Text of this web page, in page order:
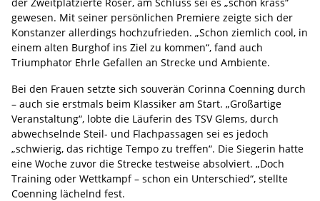
gewesen. Mit seiner persönlichen Premiere zeigte sich der
Konstanzer allerdings hochzufrieden. „Schon ziemlich cool, in
einem alten Burghof ins Ziel zu kommen“, fand auch
Triumphator Ehrle Gefallen an Strecke und Ambiente.
Bei den Frauen setzte sich souverän Corinna Coenning durch
– auch sie erstmals beim Klassiker am Start. „Großartige
Veranstaltung“, lobte die Läuferin des TSV Glems, durch
abwechselnde Steil- und Flachpassagen sei es jedoch
„schwierig, das richtige Tempo zu treffen“. Die Siegerin hatte
eine Woche zuvor die Strecke testweise absolviert. „Doch
Training oder Wettkampf – schon ein Unterschied“, stellte
Coenning lächelnd fest.